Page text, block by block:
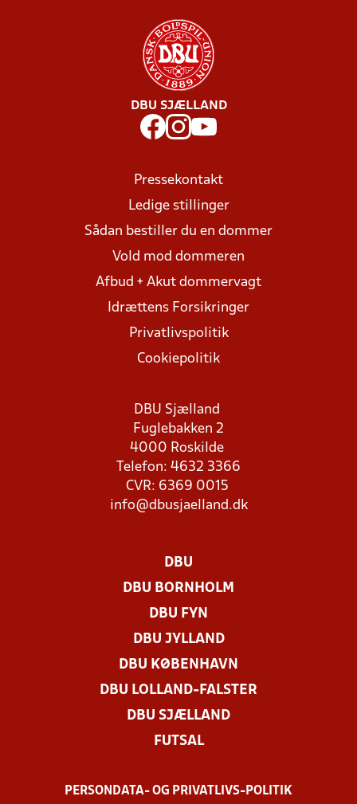
DBU SJÆLLAND
Pressekontakt
Ledige stillinger
Sådan bestiller du en dommer
Vold mod dommeren
Afbud + Akut dommervagt
Idrættens Forsikringer
Privatlivspolitik
Cookiepolitik
DBU Sjælland
Fuglebakken 2
4000 Roskilde
Telefon: 4632 3366
CVR: 6369 0015
info@dbusjaelland.dk
DBU
DBU BORNHOLM
DBU FYN
DBU JYLLAND
DBU KØBENHAVN
DBU LOLLAND-FALSTER
DBU SJÆLLAND
FUTSAL
PERSONDATA- OG PRIVATLIVS-POLITIK